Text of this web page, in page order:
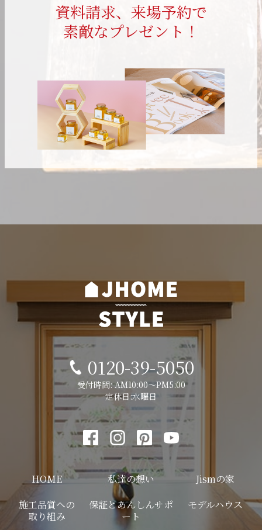
資料請求、来場予約で
素敵なプレゼント！
0120-39-5050
受付時間: AM10:00～PM5:00
定休日:水曜日
HOME 私達の想い
Jismの家
施工品質への
取り組み
保証とあんしんサポ
ート
モデルハウス